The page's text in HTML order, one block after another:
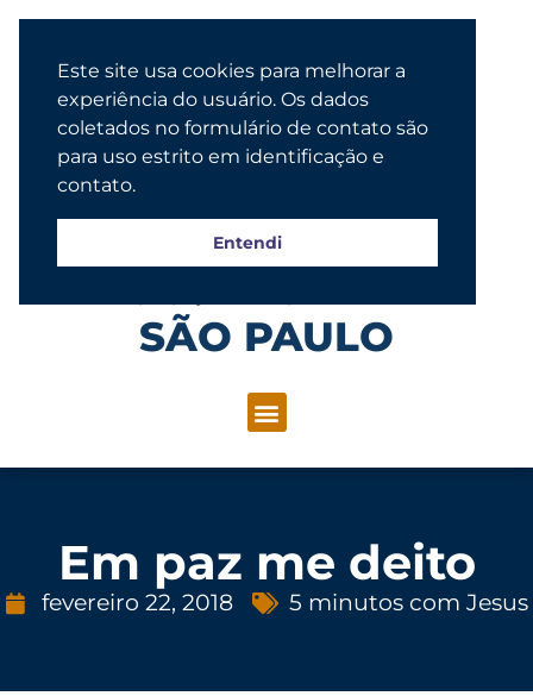
SÃO PAULO
Em paz me deito
fevereiro 22, 2018 5 minutos com Jesus
Este site usa cookies para melhorar a
experiência do usuário. Os dados
coletados no formulário de contato são
para uso estrito em identificação e
contato.
Entendi